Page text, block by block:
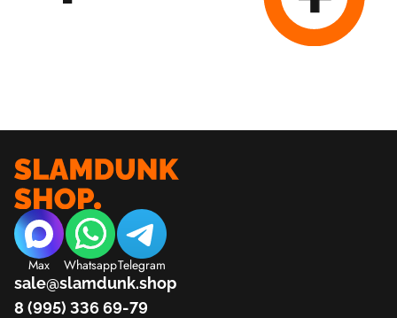
Max WhatsappTelegram
sale@slamdunk.shop
8 (995) 336 69-79